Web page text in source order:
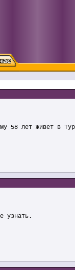
58 лет живет в
узнать.